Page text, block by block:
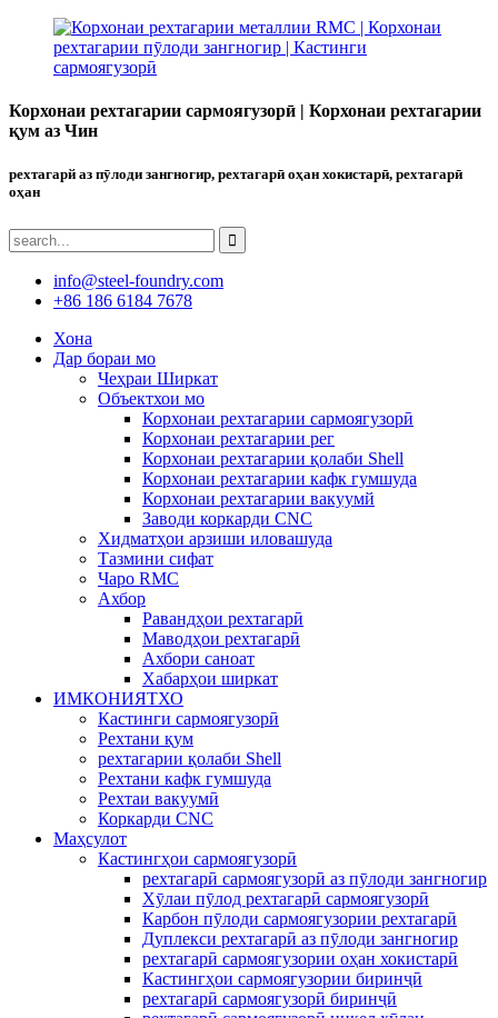
Корхонаи рехтагарии сармоягузорӣ | Корхонаи рехтагарии
қум аз Чин
рехтагарй аз пӯлоди зангногир, рехтагарӣ оҳан хокистарӣ, рехтагарӣ
оҳан
info@steel-foundry.com
+86 186 6184 7678
Хона
Дар бораи мо
Чеҳраи Ширкат
Объектхои мо
Корхонаи рехтагарии сармоягузорӣ
Корхонаи рехтагарии рег
Корхонаи рехтагарии қолаби Shell
Корхонаи рехтагарии кафк гумшуда
Корхонаи рехтагарии вакуумй
Заводи коркарди CNC
Хидматҳои арзиши иловашуда
Тазмини сифат
Чаро RMC
Ахбор
Равандҳои рехтагарӣ
Маводҳои рехтагарӣ
Ахбори саноат
Хабарҳои ширкат
ИМКОНИЯТХО
Кастинги сармоягузорӣ
Рехтани қум
рехтагарии қолаби Shell
Рехтани кафк гумшуда
Рехтаи вакуумӣ
Коркарди CNC
Маҳсулот
Кастингҳои сармоягузорӣ
рехтагарӣ сармоягузорӣ аз пӯлоди зангногир
Хӯлаи пӯлод рехтагарӣ сармоягузорӣ
Карбон пӯлоди сармоягузории рехтагарӣ
Дуплекси рехтагарӣ аз пӯлоди зангногир
рехтагарӣ сармоягузории оҳан хокистарӣ
Кастингҳои сармоягузории биринҷӣ
рехтагарӣ сармоягузорӣ биринҷӣ